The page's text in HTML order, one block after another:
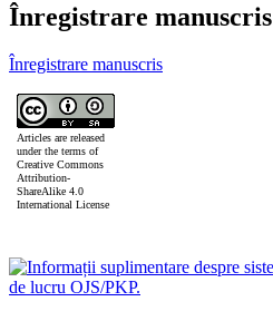
Înregistrare manuscris
Înregistrare manuscris
Articles are released
under the terms of
Creative Commons
Attribution-
ShareAlike 4.0
International License